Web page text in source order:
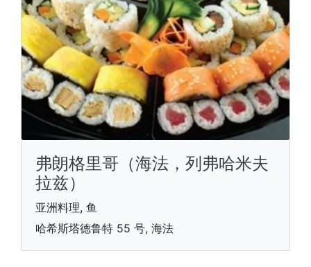
弗朗格里哥（海法，列弗哈米夫
拉兹）
亚洲料理, 鱼
哈希斯塔德鲁特 55 号, 海法